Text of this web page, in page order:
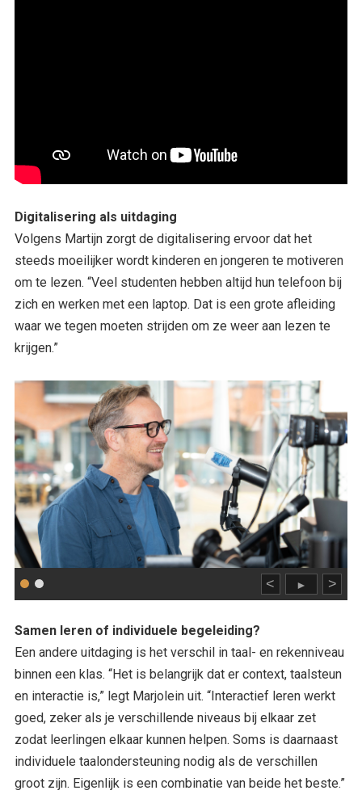
Digitalisering als uitdaging
Volgens Martijn zorgt de digitalisering ervoor dat het
steeds moeilijker wordt kinderen en jongeren te motiveren
om te lezen. “Veel studenten hebben altijd hun telefoon bij
zich en werken met een laptop. Dat is een grote afleiding
waar we tegen moeten strijden om ze weer aan lezen te
krijgen.”
< ► >
Samen leren of individuele begeleiding?
Een andere uitdaging is het verschil in taal- en rekenniveau
binnen een klas. “Het is belangrijk dat er context, taalsteun
en interactie is,” legt Marjolein uit. “Interactief leren werkt
goed, zeker als je verschillende niveaus bij elkaar zet
zodat leerlingen elkaar kunnen helpen. Soms is daarnaast
individuele taalondersteuning nodig als de verschillen
groot zijn. Eigenlijk is een combinatie van beide het beste.”